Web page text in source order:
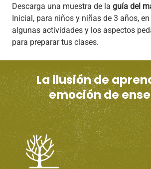
Descarga una muestra de la guía del
Inicial, para niños y niñas de 3 años,
algunas actividades y los aspectos
para preparar tus clases.
La ilusión de
emoción de